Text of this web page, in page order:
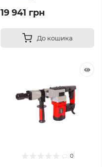
19 941 грн
До кошика
0